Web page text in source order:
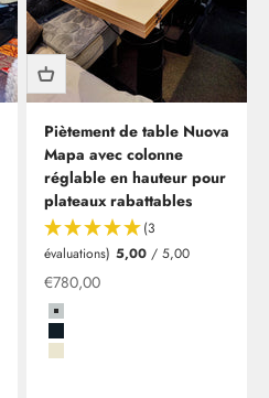
Piètement de table Nuova
Mapa avec colonne
réglable en hauteur pour
plateaux rabattables
(3
évaluations) 5,00 / 5,00
Offre
€780,00
Grau
Schwarz
Beige